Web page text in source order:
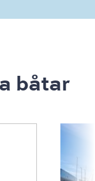
båtar